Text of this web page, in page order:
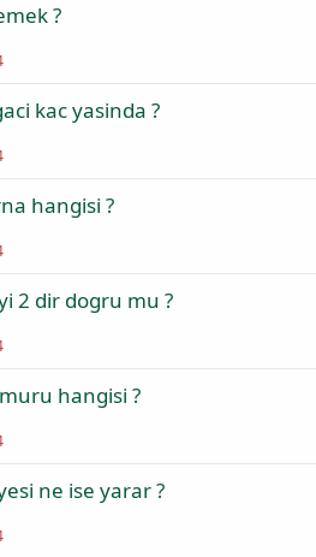
?
kac yasinda ?
hangisi ?
2 dir dogru mu ?
hangisi ?
ne ise yarar ?